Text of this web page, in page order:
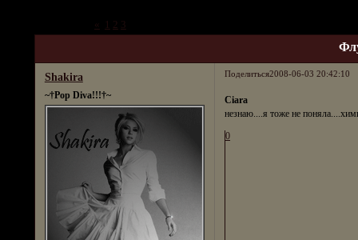
« 1 2 3
Поделиться2008-06-03 20:42:10
Shakira
~†Pop Diva!!!†~
Ciara
незнаю....я тоже не
0